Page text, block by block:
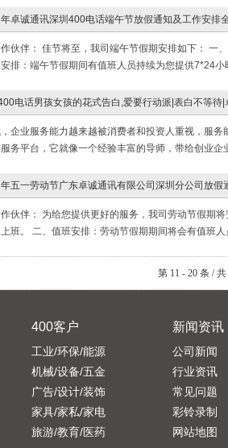
卓诚通讯深圳400电话端午节放假通知及工作安排
伙伴： 佳节将至，我司端午节假期安排如下： 一
排：端午节假期间有值班人员持续为您提供7*24
电话男孩女孩的花式告白,爱要行动派|表白不等待|
企业服务能力越来越被消费者和投资人重视，服
务平台，它就像一个经验丰富的导师，带给创业
五一劳动节广东卓诚通讯有限公司深圳分公司放假
伙伴： 为给您提供更好的服务，我司劳动节假期
班。 二、值班安排：劳动节假期期间将会有值班
第 11 - 20 条 / 共
400客户
工业/环保/能源
机械/设备/五金
广告/设计/装饰
家具/家私/家电
旅游/教育/医药
新闻资讯
公司新闻
行业资讯
常见问题
彩铃录制
网站地图